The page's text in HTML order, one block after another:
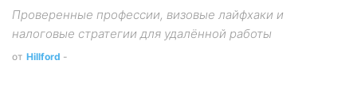
Проверенные профессии, визовые лайфхаки и
налоговые стратегии для удалённой работы
от Hillford -